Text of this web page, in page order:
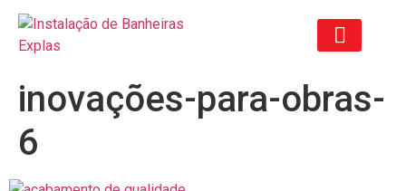
inovações-para-obras-
6